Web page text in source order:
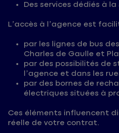
Des services dédiés à
L’accès à l’agence est
par les lignes de bus
Charles de Gaulle et
par des possibilités de
l’agence et dans les
par des bornes de
électriques situées à
Ces éléments influencent
réelle de votre contrat.